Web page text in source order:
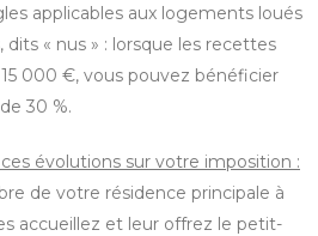
applicables aux logements loués
« nus » : lorsque les recettes
000 €, vous pouvez bénéficier
30 %.
évolutions sur votre imposition :
de votre résidence principale à
accueillez et leur offrez le petit-